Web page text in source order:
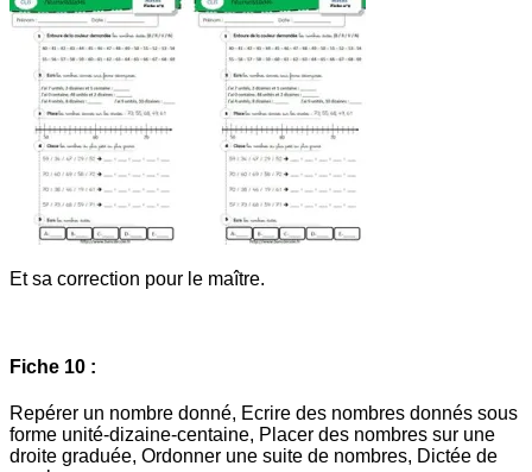
Et sa correction pour le maître.
Fiche 10 :
Repérer un nombre donné, Ecrire des nombres donnés sous
forme unité-dizaine-centaine, Placer des nombres sur une
droite graduée, Ordonner une suite de nombres, Dictée de